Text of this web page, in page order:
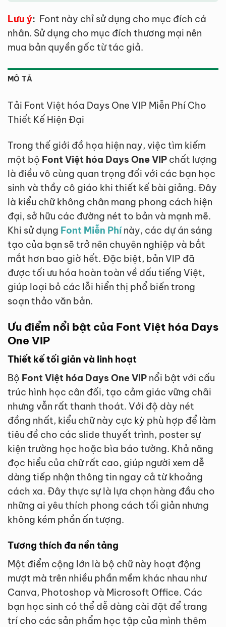
Lưu ý: Font này chỉ sử dụng cho mục đích cá
nhân. Sử dụng cho mục đích thương mại nên
mua bản quyền gốc từ tác giả.
MÔ TẢ
Tải Font Việt hóa Days One VIP Miễn Phí Cho
Thiết Kế Hiện Đại
Trong thế giới đồ họa hiện nay, việc tìm kiếm
một bộ Font Việt hóa Days One VIP chất lượng
là điều vô cùng quan trọng đối với các bạn học
sinh và thầy cô giáo khi thiết kế bài giảng. Đây
là kiểu chữ không chân mang phong cách hiện
đại, sở hữu các đường nét to bản và mạnh mẽ.
Khi sử dụng Font Miễn Phínày, các dự án sáng
tạo của bạn sẽ trở nên chuyên nghiệp và bắt
mắt hơn bao giờ hết. Đặc biệt, bản VIP đã
được tối ưu hóa hoàn toàn về dấu tiếng Việt,
giúp loại bỏ các lỗi hiển thị phổ biến trong
soạn thảo văn bản.
Ưu điểm nổi bật của Font Việt hóa Days
One VIP
Thiết kế tối giản và linh hoạt
Bộ Font Việt hóa Days One VIP nổi bật với cấu
trúc hình học cân đối, tạo cảm giác vững chãi
nhưng vẫn rất thanh thoát. Với độ dày nét
đồng nhất, kiểu chữ này cực kỳ phù hợp để làm
tiêu đề cho các slide thuyết trình, poster sự
kiện trường học hoặc bìa báo tường. Khả năng
đọc hiểu của chữ rất cao, giúp người xem dễ
dàng tiếp nhận thông tin ngay cả từ khoảng
cách xa. Đây thực sự là lựa chọn hàng đầu cho
những ai yêu thích phong cách tối giản nhưng
không kém phần ấn tượng.
Tương thích đa nền tảng
Một điểm cộng lớn là bộ chữ này hoạt động
mượt mà trên nhiều phần mềm khác nhau như
Canva, Photoshop và Microsoft Office. Các
bạn học sinh có thể dễ dàng cài đặt để trang
trí cho các sản phẩm học tập của mình thêm